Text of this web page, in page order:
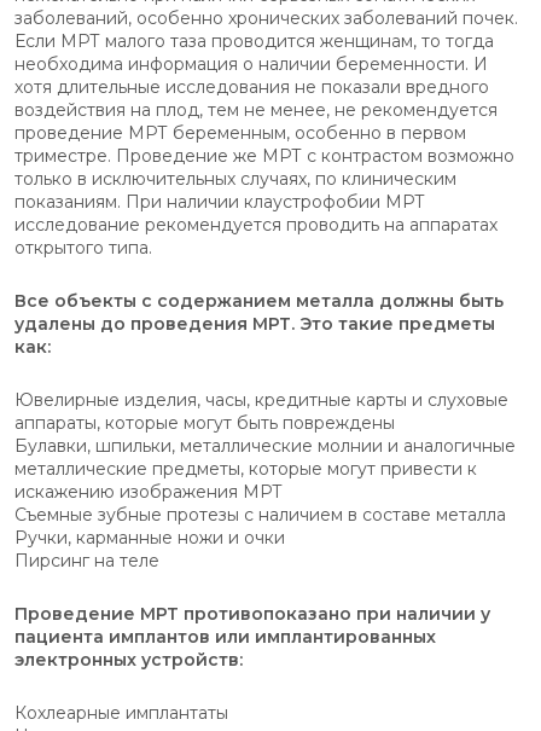
заболеваний, особенно хронических заболеваний почек.
Если МРТ малого таза проводится женщинам, то тогда
необходима информация о наличии беременности. И
хотя длительные исследования не показали вредного
воздействия на плод, тем не менее, не рекомендуется
проведение МРТ беременным, особенно в первом
триместре. Проведение же МРТ с контрастом возможно
только в исключительных случаях, по клиническим
показаниям. При наличии клаустрофобии МРТ
исследование рекомендуется проводить на аппаратах
открытого типа.
Все объекты с содержанием металла должны быть
удалены до проведения МРТ. Это такие предметы
как:
Ювелирные изделия, часы, кредитные карты и слуховые
аппараты, которые могут быть повреждены
Булавки, шпильки, металлические молнии и аналогичные
металлические предметы, которые могут привести к
искажению изображения МРТ
Съемные зубные протезы с наличием в составе металла
Ручки, карманные ножи и очки
Пирсинг на теле
Проведение МРТ противопоказано при наличии у
пациента имплантов или имплантированных
электронных устройств:
Кохлеарные имплантаты